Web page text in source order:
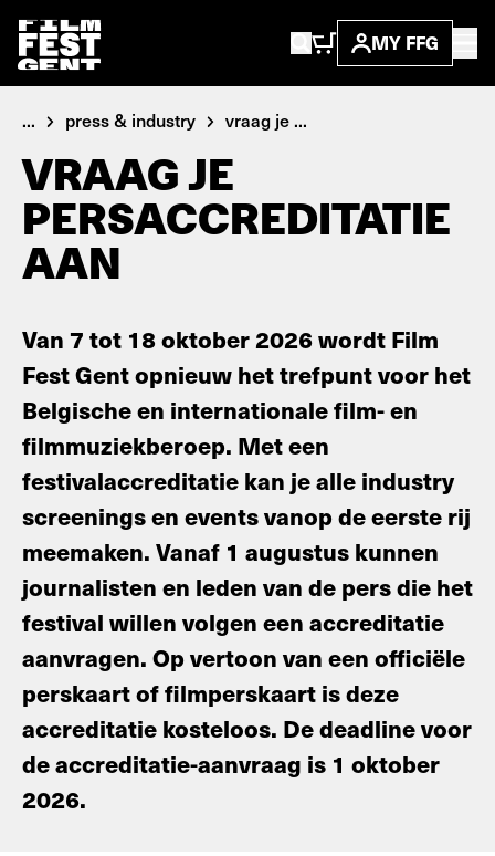
MY FFG
... press & industry vraag je ...
VRAAG JE
PERSACCREDITATIE
AAN
Van 7 tot 18 oktober 2026 wordt Film
Fest Gent opnieuw het trefpunt voor het
Belgische en internationale film- en
filmmuziekberoep. Met een
festivalaccreditatie kan je alle industry
screenings en events vanop de eerste rij
meemaken. Vanaf 1 augustus kunnen
journalisten en leden van de pers die het
festival willen volgen een accreditatie
aanvragen. Op vertoon van een officiële
perskaart of filmperskaart is deze
accreditatie kosteloos. De deadline voor
de accreditatie-aanvraag is 1 oktober
2026.